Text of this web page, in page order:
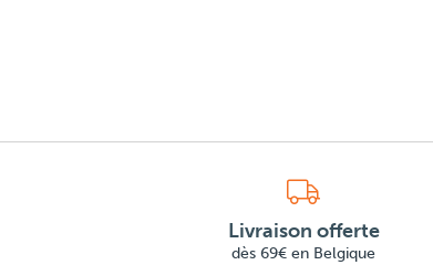
Livraison offerte
dès 69€ en Belgique